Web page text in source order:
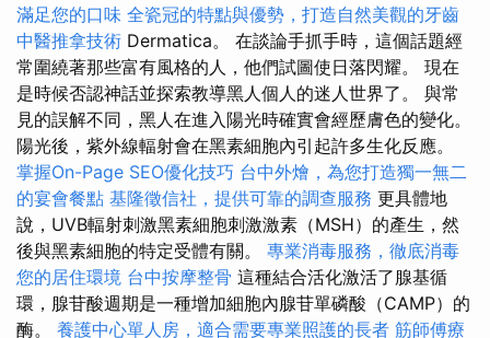
滿足您的口味 全瓷冠的特點與優勢，打造自然美觀的牙齒
中醫推拿技術 Dermatica。 在談論手抓手時，這個話題經
常圍繞著那些富有風格的人，他們試圖使日落閃耀。 現在
是時候否認神話並探索教導黑人個人的迷人世界了。 與常
見的誤解不同，黑人在進入陽光時確實會經歷膚色的變化。
陽光後，紫外線輻射會在黑素細胞內引起許多生化反應。
掌握On-Page SEO優化技巧 台中外燴，為您打造獨一無二
的宴會餐點 基隆徵信社，提供可靠的調查服務 更具體地
說，UVB輻射刺激黑素細胞刺激激素（MSH）的產生，然
後與黑素細胞的特定受體有關。 專業消毒服務，徹底消毒
您的居住環境 台中按摩整骨 這種結合活化激活了腺基循
環，腺苷酸週期是一種增加細胞內腺苷單磷酸（CAMP）的
酶。 養護中心單人房，適合需要專業照護的長者 筋師傅療